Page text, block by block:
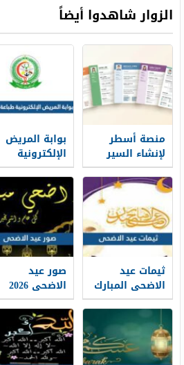
الزوار شاهدوا أيضاً
منصة أسطر
لإنشاء السير
الذاتية: حين
تتحول الخبرات
إلى حكاية
مهنية واضحة
بوابة المريض
الإلكترونية
طباعة موعد
والتسجيل فيه
1448
ثيمات عيد
الاضحى المبارك
1448 / 2026
صور عيد
الاضحى 2026
خلفيات تهنئة
عيد الاضحى
جديدة 1448